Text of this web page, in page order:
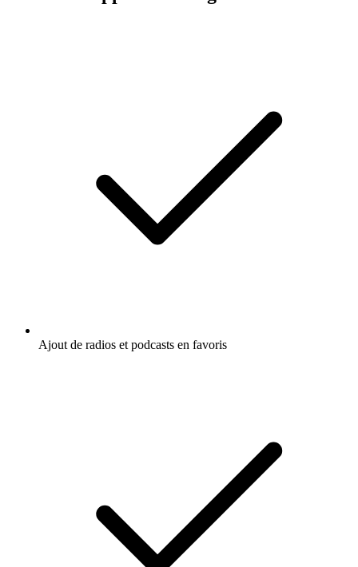
Ajout de radios et podcasts en favoris